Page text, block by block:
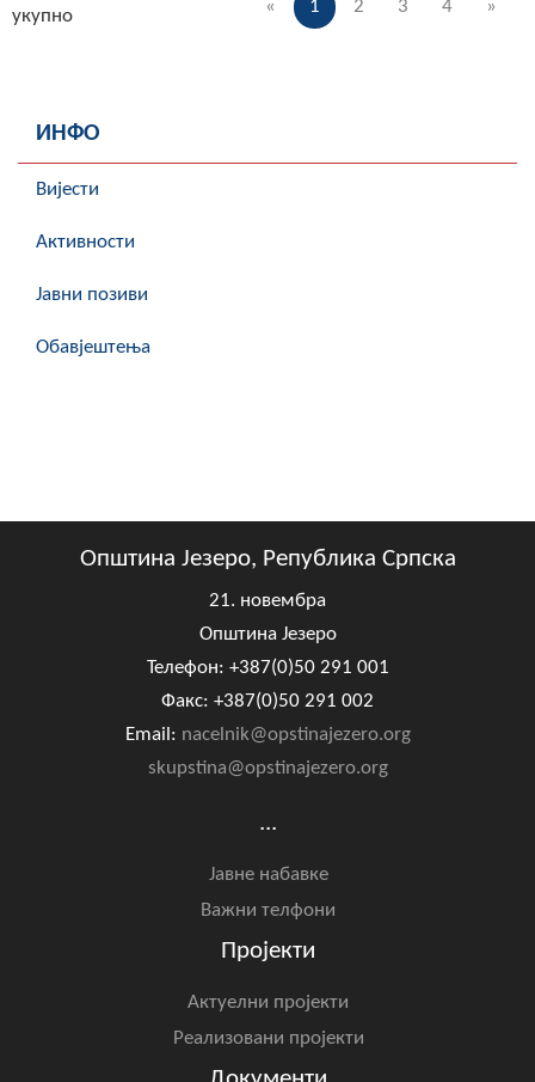
« 1 2 3 4 »
укупно
ИНФО
Вијести
Активности
Јавни позиви
Обавјештења
Општина Језеро, Република Српска
21. новембра
Општина Језеро
Телефон: +387(0)50 291 001
Факс: +387(0)50 291 002
Email: nacelnik@opstinajezero.org
skupstina@opstinajezero.org
...
Јавне набавке
Важни телфони
Пројекти
Актуелни пројекти
Реализовани пројекти